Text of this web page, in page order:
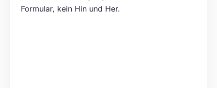
Formular, kein Hin und Her.